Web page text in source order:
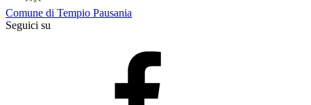
Comune di Tempio Pausania
Seguici su